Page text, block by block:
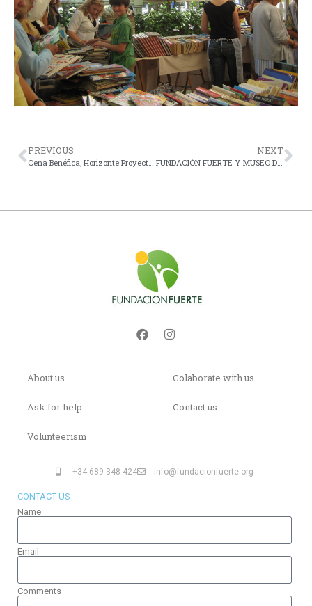
PREVIOUS
Cena Benéfica, Horizonte Proyecto Hombre de Marbella
NEXT
FUNDACIÓN FUERTE Y MUSEO DEL GRABADO ESPAÑOL CONTEMPORÁNEO RENUEVAN UN AÑO MÁS EL CONVENIO DE COLABORACIÓN
About us
Ask for help
Volunteerism
Colaborate with us
Contact us
+34 689 348 424 info@fundacionfuerte.org
CONTACT US
Name
Email
Comments